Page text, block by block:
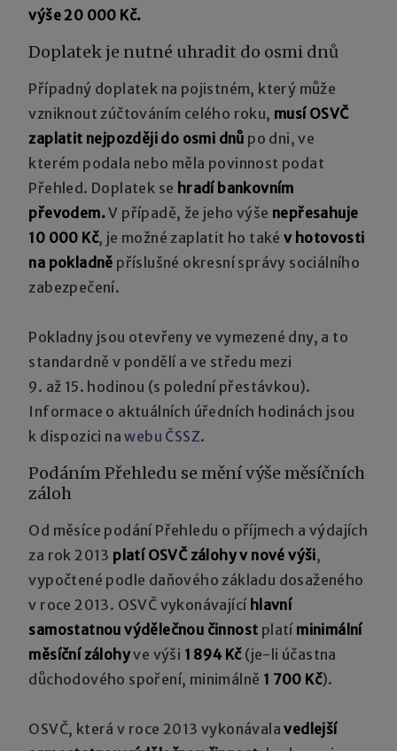
výše 20 000 Kč.
Doplatek je nutné uhradit do osmi dnů
Případný doplatek na pojistném, který může
vzniknout zúčtováním celého roku, musí OSVČ
zaplatit nejpozději do osmi dnů po dni, ve
kterém podala nebo měla povinnost podat
Přehled. Doplatek se hradí bankovním
převodem.V případě, že jeho výše nepřesahuje
10 000 Kč, je možné zaplatit ho takév hotovosti
na pokladně příslušné okresní správy sociálního
zabezpečení.
Pokladny jsou otevřeny ve vymezené dny, a to
standardně v pondělí a ve středu mezi
9. až 15. hodinou (s polední přestávkou).
Informace o aktuálních úředních hodinách jsou
k dispozici nawebu ČSSZ.
Podáním Přehledu se mění výše měsíčních
záloh
Od měsíce podání Přehledu o příjmech a výdajích
za rok 2013 platí OSVČ zálohy v nové výši,
vypočtené podle daňového základu dosaženého
v roce 2013. OSVČ vykonávající hlavní
samostatnou výdělečnou činnost platí minimální
měsíční zálohyve výši 1 894 Kč(je-li účastna
důchodového spoření, minimálně 1 700 Kč).
OSVČ, která v roce 2013 vykonávalavedlejší